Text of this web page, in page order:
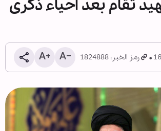
تقام بعد احياء ذكرى
رمز الخبر: 1824888